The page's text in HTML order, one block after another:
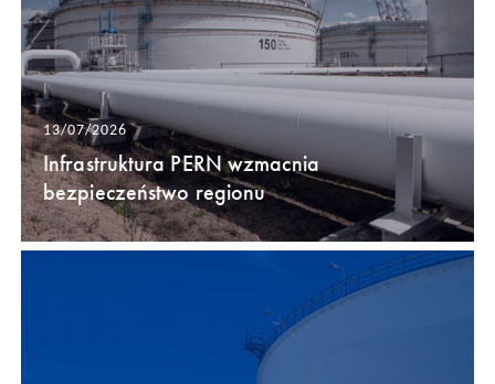
13/07/2026
Infrastruktura PERN wzmacnia
bezpieczeństwo regionu